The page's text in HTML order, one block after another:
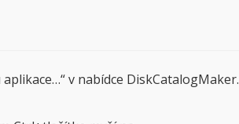
v nabídce DiskCatalogMaker.